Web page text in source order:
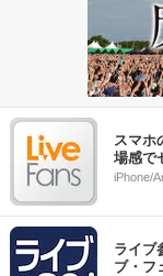
スマホ
場感で
iPhone/
ライブ
ブ・フ